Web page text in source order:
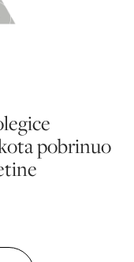
pobrinuo